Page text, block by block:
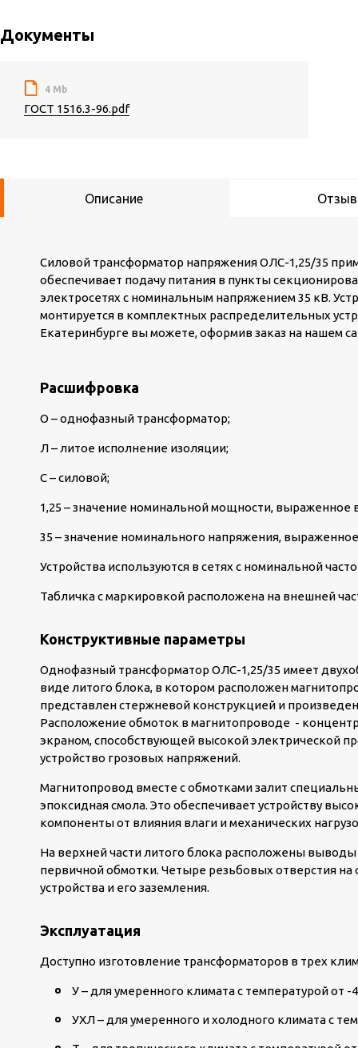
Документы
4 Mb
ГОСТ 1516.3-96.pdf
Описание
Силовой трансформатор напряжения ОЛС-1,25/35
обеспечивает подачу питания в пункты
электросетях с номинальным напряжением 35 кВ.
монтируется в комплектных распределительных
Екатеринбурге вы можете, оформив заказ на нашем
Расшифровка
О – однофазный трансформатор;
Л – литое исполнение изоляции;
С – силовой;
1,25 – значение номинальной мощности, выраженное
35 – значение номинального напряжения,
Устройства используются в сетях с номинальной
Табличка с маркировкой расположена на внешней
Конструктивные параметры
Однофазный трансформатор ОЛС-1,25/35 имеет
виде литого блока, в котором расположен
представлен стержневой конструкцией и
Расположение обмоток в магнитопроводе -
экраном, способствующей высокой электрической
устройство грозовых напряжений.
Магнитопровод вместе с обмотками залит
эпоксидная смола. Это обеспечивает устройству
компоненты от влияния влаги и механических
На верхней части литого блока расположены
первичной обмотки. Четыре резьбовых отверстия
устройства и его заземления.
Эксплуатация
Доступно изготовление трансформаторов в трех
У – для умеренного климата с температурой от -
УХЛ – для умеренного и холодного климата с